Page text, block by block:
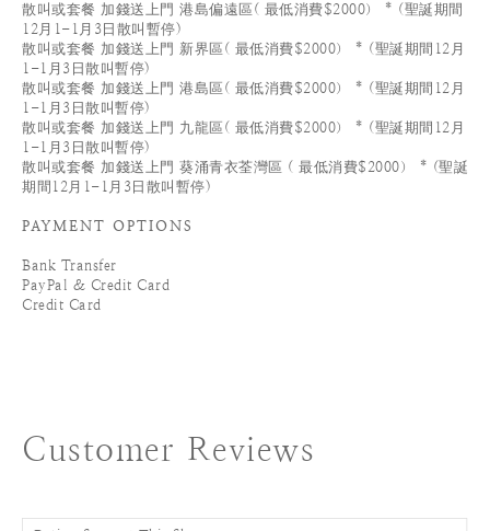
散叫或套餐 加錢送上門 港島偏遠區( 最低消費$2000） * (聖誕期間
12月1-1月3日散叫暫停)
散叫或套餐 加錢送上門 新界區( 最低消費$2000） * (聖誕期間12月
1-1月3日散叫暫停)
散叫或套餐 加錢送上門 港島區( 最低消費$2000） * (聖誕期間12月
1-1月3日散叫暫停)
散叫或套餐 加錢送上門 九龍區( 最低消費$2000） * (聖誕期間12月
1-1月3日散叫暫停)
散叫或套餐 加錢送上門 葵涌青衣荃灣區 ( 最低消費$2000） * (聖誕
期間12月1-1月3日散叫暫停)
PAYMENT OPTIONS
Bank Transfer
PayPal & Credit Card
Credit Card
Customer Reviews